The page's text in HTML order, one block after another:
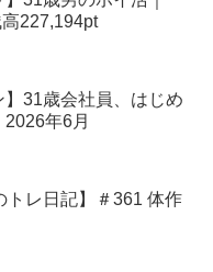
227,194pt
】31歳会社員、はじめ
年6月
トレ日記】＃361 体作